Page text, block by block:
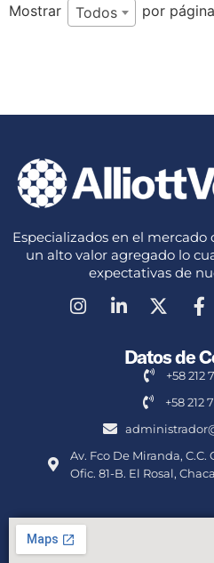
Mostrar Todos por página
Especializados en el
un alto valor agregado lo
expectativas de
Datos de
+58 212
+58 212
Av. Fco De Miranda,
Ofic. 81-B. El Rosal,